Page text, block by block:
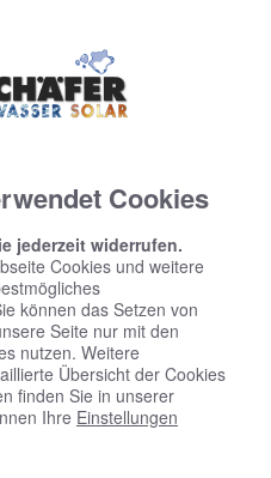
Solar bemüht sich, ihre
Cookies
jederzeit widerrufen.
Cookies und weitere
können das Setzen von
Seite nur mit den
nutzen. Weitere
Übersicht der Cookies
finden Sie in unserer
Ihre Einstellungen